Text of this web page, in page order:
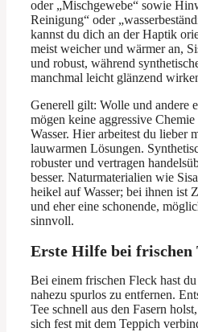
oder „Mischgewebe“ sowie
Reinigung“ oder
kannst du dich an der Haptik
meist weicher und wärmer an,
und robust, während
manchmal leicht glänzend
Generell gilt: Wolle und andere
mögen keine aggressive
Wasser. Hier arbeitest du lieber
lauwarmen Lösungen.
robuster und vertragen
besser. Naturmaterialien wie
heikel auf Wasser; bei ihnen ist
und eher eine schonende,
sinnvoll.
Erste Hilfe bei frischen
Bei einem frischen Fleck hast
nahezu spurlos zu entfernen.
Tee schnell aus den Fasern
sich fest mit dem Teppich